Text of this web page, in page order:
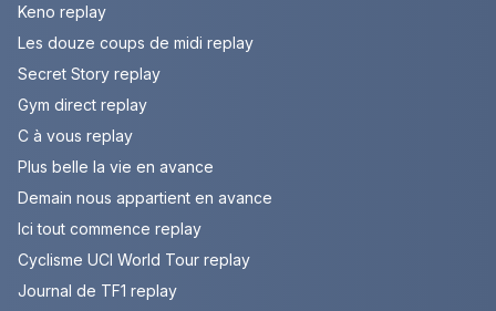
Keno replay
Les douze coups de midi replay
Secret Story replay
Gym direct replay
C à vous replay
Plus belle la vie en avance
Demain nous appartient en avance
Ici tout commence replay
Cyclisme UCI World Tour replay
Journal de TF1 replay